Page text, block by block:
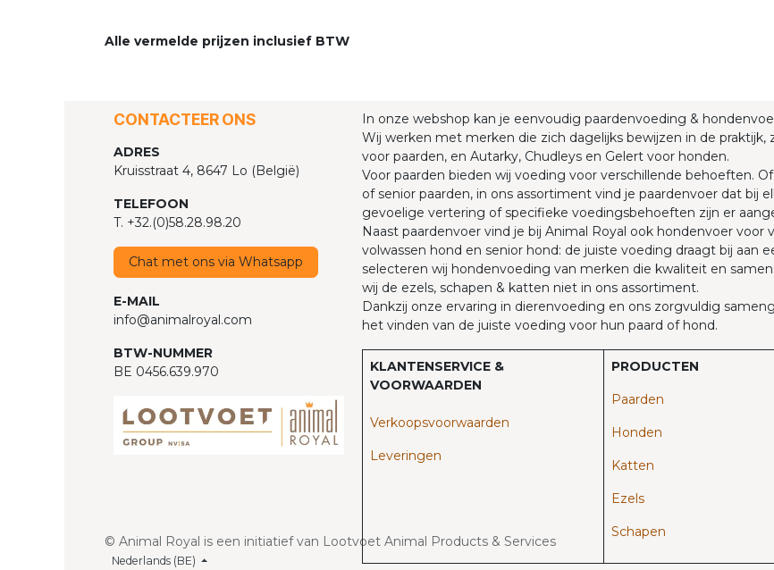
Alle vermelde prijzen inclusief BTW
In onze webshop kan je eenvoudig paardenvoeding &
Wij werken met merken die zich dagelijks bewijzen in de praktijk,
voor paarden, en Autarky, Chudleys en Gelert voor honden.
Voor paarden bieden wij voeding voor verschillende behoeften.
of senior paarden, in ons assortiment vind je paardenvoer dat bij
gevoelige vertering of specifieke voedingsbehoeften zijn er
Naast paardenvoer vind je bij Animal Royal ook hondenvoer voor
volwassen hond en senior hond: de juiste voeding draagt bij aan
selecteren wij hondenvoeding van merken die kwaliteit en
wij de ezels, schapen & katten niet in ons assortiment.
Dankzij onze ervaring in dierenvoeding en ons zorgvuldig
het vinden van de juiste voeding voor hun paard of hond.
KLANTENSERVICE &
VOORWAARDEN
Verkoopsvoorwaarden
Leveringen
PRODUCTEN
Paarden​
Honden
Katten
Ezels
Schapen
CONTACTEER ONS
ADRES
Kruisstraat 4, 8647 Lo (België)
TELEFOON
T. +32.(0)58.28.98.20
Chat met ons via Whatsapp
E-MAIL
info@animalroyal.com
BTW-NUMMER
BE 0456.639.970
© Animal Royal is een initiatief van Lootvoet Animal Products & Services
Nederlands (BE)